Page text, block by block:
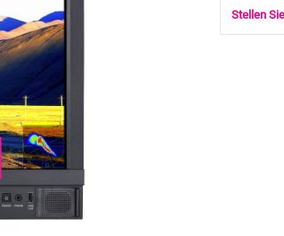
Stellen